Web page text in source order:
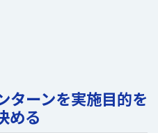
ターンを実施目的を
める